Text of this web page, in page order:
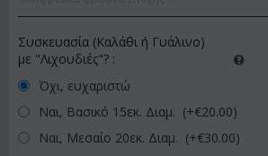
Συσκευασία (Καλάθι ή Γυάλινο)
με "Λιχουδιές"? :
Όχι, ευχαριστώ
Ναι, Βασικό 15εκ. Διαμ. (+€20.00)
Ναι, Μεσαίο 20εκ. Διαμ. (+€30.00)